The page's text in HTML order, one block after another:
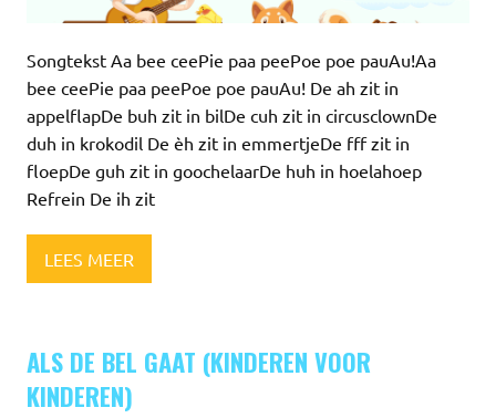
Songtekst Aa bee ceePie paa peePoe poe pauAu!Aa
bee ceePie paa peePoe poe pauAu! De ah zit in
appelflapDe buh zit in bilDe cuh zit in circusclownDe
duh in krokodil De èh zit in emmertjeDe fff zit in
floepDe guh zit in goochelaarDe huh in hoelahoep
Refrein De ih zit
LEES MEER
ALS DE BEL GAAT (KINDEREN VOOR
KINDEREN)